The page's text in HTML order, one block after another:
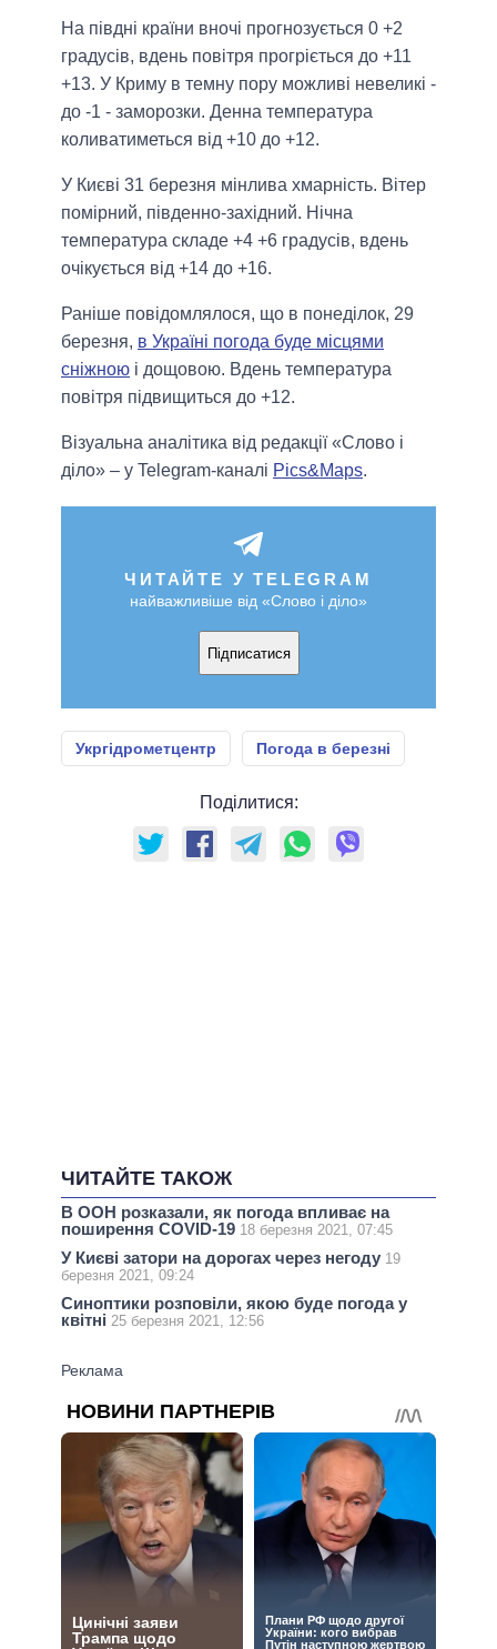
На півдні країни вночі прогнозується 0 +2
градусів, вдень повітря прогріється до +11
+13. У Криму в темну пору можливі невеликі -
до -1 - заморозки. Денна температура
коливатиметься від +10 до +12.
У Києві 31 березня мінлива хмарність. Вітер
помірний, південно-західний. Нічна
температура складе +4 +6 градусів, вдень
очікується від +14 до +16.
Раніше повідомлялося, що в понеділок, 29
березня, в Україні погода буде місцями
сніжною і дощовою. Вдень температура
повітря підвищиться до +12.
Візуальна аналітика від редакції «Слово і
діло» – у Telegram-каналі Pics&Maps.
ЧИТАЙТЕ У TELEGRAM
найважливіше від «Слово і діло»
Підписатися
Укргідрометцентр Погода в березні
Поділитися:
ЧИТАЙТЕ ТАКОЖ
В ООН розказали, як погода впливає на
поширення COVID-19 18 березня 2021, 07:45
У Києві затори на дорогах через негоду 19
березня 2021, 09:24
Синоптики розповіли, якою буде погода у
квітні 25 березня 2021, 12:56